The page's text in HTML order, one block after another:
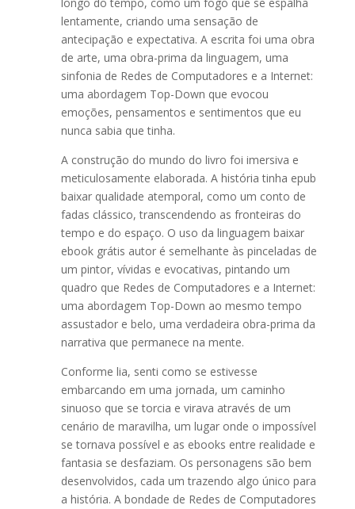
lentamente, criando uma sensação de
antecipação e expectativa. A escrita foi uma obra
de arte, uma obra-prima da linguagem, uma
sinfonia de Redes de Computadores e a Internet:
uma abordagem Top-Down que evocou
emoções, pensamentos e sentimentos que eu
nunca sabia que tinha.
A construção do mundo do livro foi imersiva e
meticulosamente elaborada. A história tinha epub
baixar qualidade atemporal, como um conto de
fadas clássico, transcendendo as fronteiras do
tempo e do espaço. O uso da linguagem baixar
ebook grátis autor é semelhante às pinceladas de
um pintor, vívidas e evocativas, pintando um
quadro que Redes de Computadores e a Internet:
uma abordagem Top-Down ao mesmo tempo
assustador e belo, uma verdadeira obra-prima da
narrativa que permanece na mente.
Conforme lia, senti como se estivesse
embarcando em uma jornada, um caminho
sinuoso que se torcia e virava através de um
cenário de maravilha, um lugar onde o impossível
se tornava possível e as ebooks entre realidade e
fantasia se desfaziam. Os personagens são bem
desenvolvidos, cada um trazendo algo único para
a história. A bondade de Redes de Computadores